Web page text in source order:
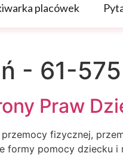
placówek
- 61-575
Praw
fizycznej,
formy pomocy dziecku